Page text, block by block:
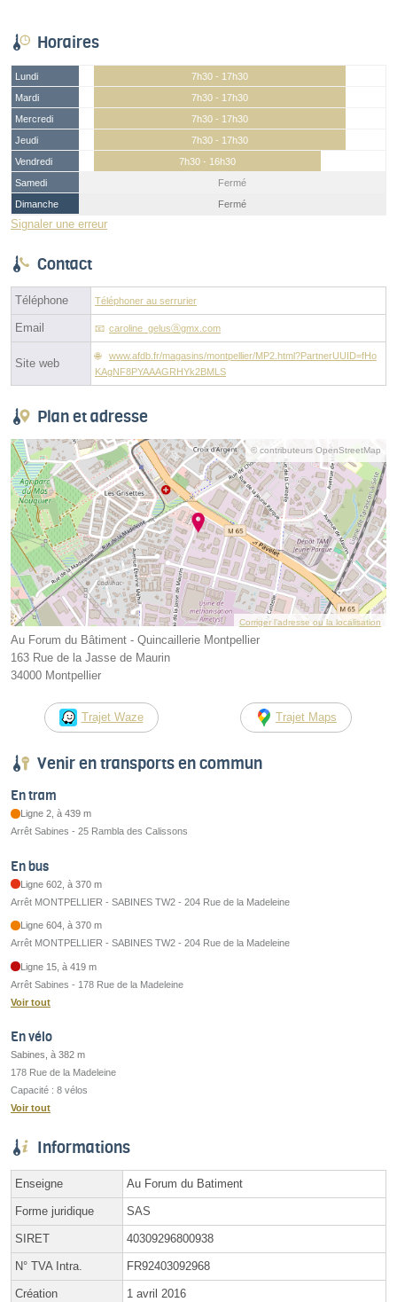
Horaires
Lundi
7h30 - 17h30
Mardi
7h30 - 17h30
Mercredi
7h30 - 17h30
Jeudi
7h30 - 17h30
Vendredi
7h30 - 16h30
Samedi
Fermé
Dimanche
Fermé
Signaler une erreur
Contact
Téléphone Téléphoner au serrurier
Email caroline_gelusⓐgmx.com
Site web
www.afdb.fr/magasins/montpellier/MP2.html?PartnerUUID=fHo
KAgNF8PYAAAGRHYk2BMLS
Plan et adresse
© contributeurs OpenStreetMap
Corriger l’adresse ou la localisation
Au Forum du Bâtiment - Quincaillerie Montpellier
163 Rue de la Jasse de Maurin
34000 Montpellier
Trajet Waze Trajet Maps
Venir en transports en commun
En tram
Ligne 2, à 439 m
Arrêt Sabines - 25 Rambla des Calissons
En bus
Ligne 602, à 370 m
Arrêt MONTPELLIER - SABINES TW2 - 204 Rue de la Madeleine
Ligne 604, à 370 m
Arrêt MONTPELLIER - SABINES TW2 - 204 Rue de la Madeleine
Ligne 15, à 419 m
Arrêt Sabines - 178 Rue de la Madeleine
Voir tout
En vélo
Sabines, à 382 m
178 Rue de la Madeleine
Capacité : 8 vélos
Voir tout
Informations
Enseigne Au Forum du Batiment
Forme juridique SAS
SIRET 40309296800938
N° TVA Intra. FR92403092968
Création 1 avril 2016